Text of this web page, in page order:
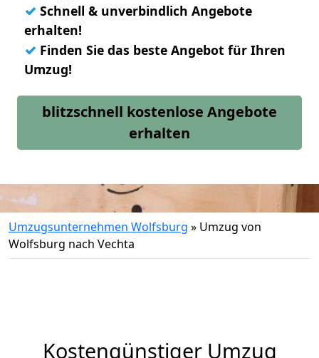
✓ Schnell & unverbindlich Angebote
erhalten!
✓ Finden Sie das beste Angebot für Ihren
Umzug!
blitzschnell kostenlose Angebote
erhalten
Umzugsunternehmen Wolfsburg » Umzug von
Wolfsburg nach Vechta
Kostengünstiger Umzug